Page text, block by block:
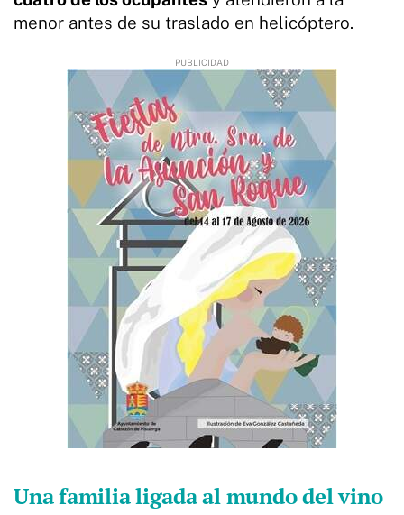
menor antes de su traslado en helicóptero.
Una familia ligada al mundo del vino